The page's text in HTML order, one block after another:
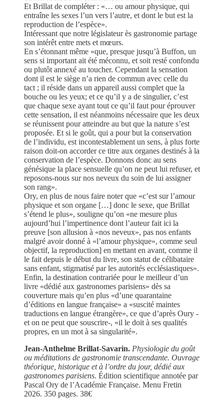
Et Brillat de compléter : «… ou amour physique, qui
entraîne les sexes l’un vers l’autre, et dont le but est la
reproduction de l’espèce».
Intéressant que notre législateur ès gastronomie partage
son intérêt entre mets et mœurs.
En s’étonnant même «que, presque jusqu’à Buffon, un
sens si important ait été méconnu, et soit resté confondu
ou plutôt annexé au toucher. Cependant la sensation
dont il est le siège n’a rien de commun avec celle du
tact ; il réside dans un appareil aussi complet que la
bouche ou les yeux; et ce qu’il y a de singulier, c’est
que chaque sexe ayant tout ce qu’il faut pour éprouver
cette sensation, il est néanmoins nécessaire que les deux
se réunissent pour atteindre au but que la nature s’est
proposée. Et si le goût, qui a pour but la conservation
de l’individu, est incontestablement un sens, à plus forte
raison doit-on accorder ce titre aux organes destinés à la
conservation de l’espèce. Donnons donc au sens
génésique la place sensuelle qu’on ne peut lui refuser, et
reposons-nous sur nos neveux du soin de lui assigner
son rang».
Ory, en plus de nous faire noter que «c’est sur l’amour
physique et son organe […] donc le sexe, que Brillat
s’étend le plus», souligne qu’on «ne mesure plus
aujourd’hui l’impertinence dont l’auteur fait ici la
preuve [son allusion à «nos neveux», pas nos enfants
malgré avoir donné à «l’amour physique», comme seul
objectif, la reproduction] en mettant en avant, comme il
le fait depuis le début du livre, son statut de célibataire
sans enfant, stigmatisé par les autorités ecclésiastiques».
Enfin, la destination contrariée pour le meilleur d’un
livre «dédié aux gastronomes parisiens» dès sa
couverture mais qu’en plus «d’une quarantaine
d’éditions en langue française» a «suscité maintes
traductions en langue étrangère», ce que d’après Oury -
et on ne peut que souscrire-, «il le doit à ses qualités
propres, en un mot à sa singularité».
Jean-Anthelme Brillat-Savarin. Physiologie du goût
ou méditations de gastronomie transcendante. Ouvrage
théorique, historique et à l’ordre du jour, dédié aux
gastronomes parisiens. Édition scientifique annotée par
Pascal Ory de l’Académie Française. Menu Fretin
2026. 350 pages. 38€